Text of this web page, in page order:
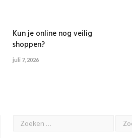
Kun je online nog veilig
shoppen?
juli 7, 2026